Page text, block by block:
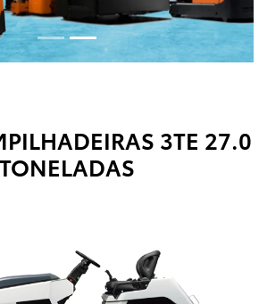
3TE 27.0
TONELADAS